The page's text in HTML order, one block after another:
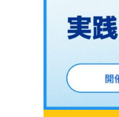
AI人材育成：ビジネス
のコアスキル。 ドラフト作
化し、業務スピードを加速
AI人材育成：タイムマネ